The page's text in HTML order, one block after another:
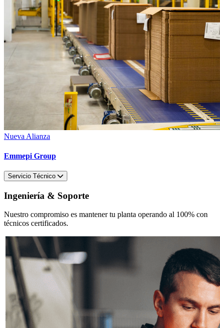
Nueva Alianza
Emmepi Group
Servicio Técnico
Ingeniería & Soporte
Nuestro compromiso es mantener tu planta operando al 100% con
técnicos certificados.